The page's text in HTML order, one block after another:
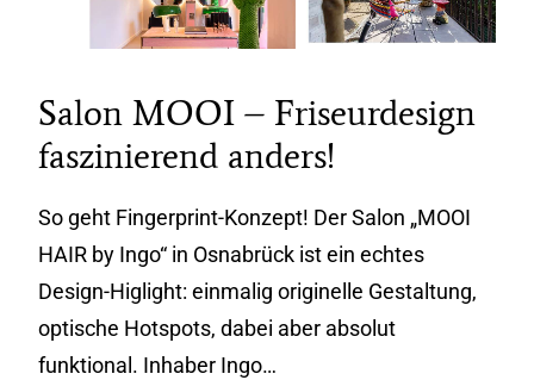
Salon MOOI – Friseurdesign
faszinierend anders!
So geht Fingerprint-Konzept! Der Salon „MOOI
HAIR by Ingo“ in Osnabrück ist ein echtes
Design-Higlight: einmalig originelle Gestaltung,
optische Hotspots, dabei aber absolut
funktional. Inhaber Ingo…